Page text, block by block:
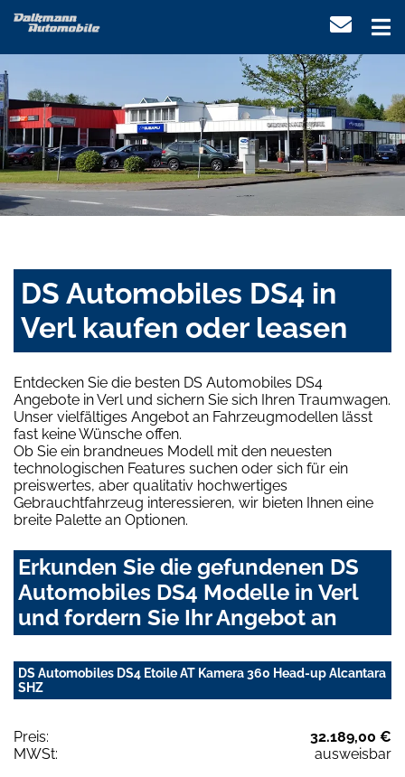
DS Automobiles DS4 in
Verl kaufen oder leasen
Entdecken Sie die besten DS Automobiles DS4
Angebote in Verl und sichern Sie sich Ihren Traumwagen.
Unser vielfältiges Angebot an Fahrzeugmodellen lässt
fast keine Wünsche offen.
Ob Sie ein brandneues Modell mit den neuesten
technologischen Features suchen oder sich für ein
preiswertes, aber qualitativ hochwertiges
Gebrauchtfahrzeug interessieren, wir bieten Ihnen eine
breite Palette an Optionen.
Erkunden Sie die gefundenen DS
Automobiles DS4 Modelle in Verl
und fordern Sie Ihr Angebot an
DS Automobiles DS4 Etoile AT Kamera 360 Head-up Alcantara
SHZ
Preis:
32.189,00 €
MWSt:
ausweisbar